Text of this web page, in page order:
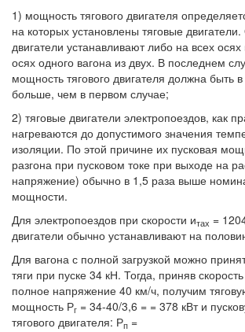
1) мощность тягового двигателя
на которых установлены тяговые
двигатели устанавливают либо на всех
осях одного вагона из двух. В последнем
мощность тягового двигателя должна быть
больше, чем в первом случае;
2) тяговые двигатели электропоездов, как
нагреваются до допустимого значения
изоляции. По этой причине их пусковая
разгона при пусковом токе при выходе на
напряжение) обычно в 1,5 раза выше
мощности.
Для электропоездов при скорости итах =
двигатели обычно устанавливают на
Для вагона с полной загрузкой можно
тяги при пуске 34 кН. Тогда, приняв
полное напряжение 40 км/ч, получим
мощность Рг = 34-40/3,6 = = 378 кВт и
тягового двигателя: Рп =